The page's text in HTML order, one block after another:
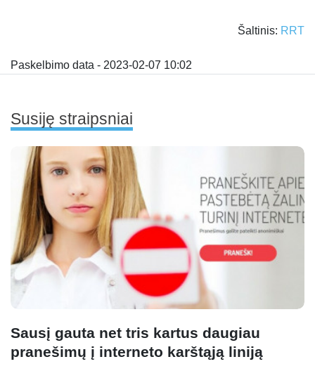
Šaltinis: RRT
Paskelbimo data - 2023-02-07 10:02
Susiję straipsniai
Sausį gauta net tris kartus daugiau
pranešimų į interneto karštąją liniją